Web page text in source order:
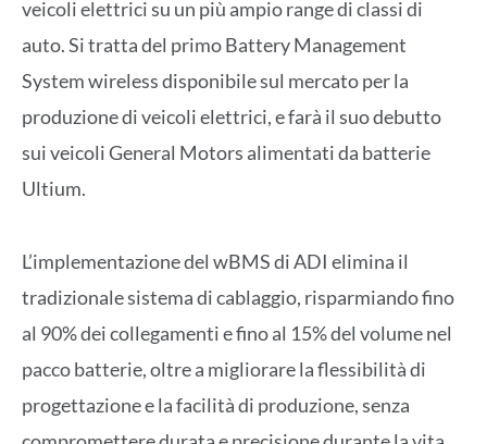
veicoli elettrici su un più ampio range di classi di
auto. Si tratta del primo Battery Management
System wireless disponibile sul mercato per la
produzione di veicoli elettrici, e farà il suo debutto
sui veicoli General Motors alimentati da batterie
Ultium.
L’implementazione del wBMS di ADI elimina il
tradizionale sistema di cablaggio, risparmiando fino
al 90% dei collegamenti e fino al 15% del volume nel
pacco batterie, oltre a migliorare la flessibilità di
progettazione e la facilità di produzione, senza